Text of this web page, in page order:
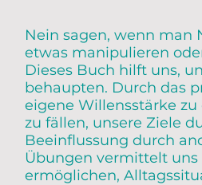
Nein sagen, wenn man
etwas manipulieren
Dieses Buch hilft uns,
behaupten. Durch das
eigene Willensstärke
zu fällen, unsere Ziele
Beeinflussung durch
Übungen vermittelt uns
ermöglichen,